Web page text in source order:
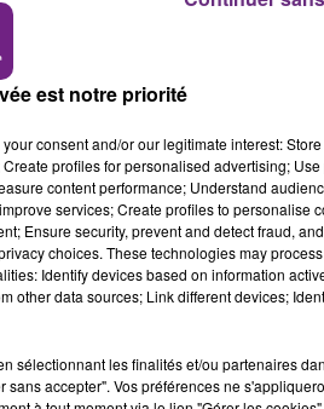
ému les réseaux sociaux.
à sa fille et qu’il
il a donc accepté une
est notre priorité
consent and/or our legitimate interest:
profiles for personalised advertising; Use
content performance; Understand
services; Create profiles to personalise
Ensure security, prevent and detect fraud,
choices. These technologies may
Identify devices based on information
other data sources; Link different devices;
sélectionnant les finalités et/ou partenaires
accepter". Vos préférences ne